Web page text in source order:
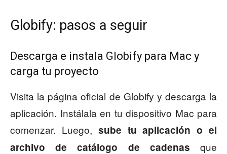
Globify: pasos a seguir
Descarga e instala Globify para Mac y
carga tu proyecto
Visita la página oficial de Globify y descarga la
aplicación. Instálala en tu dispositivo Mac para
comenzar. Luego, sube tu aplicación o el
archivo de catálogo de cadenas que